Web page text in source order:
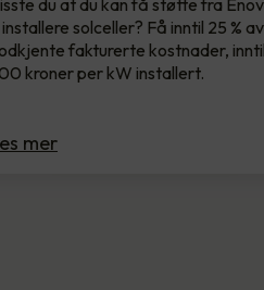
solceller? Få inntil 25 % av
fakturerte kostnader,
kroner per kW installert.
mer